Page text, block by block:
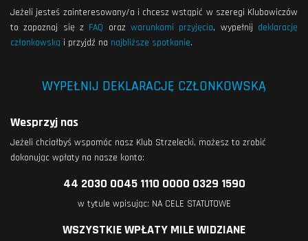
Jeżeli jesteś zainteresowany/a i chcesz wstąpić w szeregi Klubowiczów
to zapoznaj się z FAQ orazwarunkami przyjęcia, wypełnij deklarację
członkowską i przyjdź na najbliższe spotkanie.
WYPEŁNIJ DEKLARACJĘ CZŁONKOWSKĄ
Wesprzyj nas
Jeżeli chciałbyś wspomóc nasz Klub Strzelecki, możesz to zrobić
dokonując wpłaty na nasze konto:
44 2030 0045 1110 0000 0329 1590
w tytule wpisując: NA CELE STATUTOWE
WSZYSTKIE WPŁATY MILE WIDZIANE